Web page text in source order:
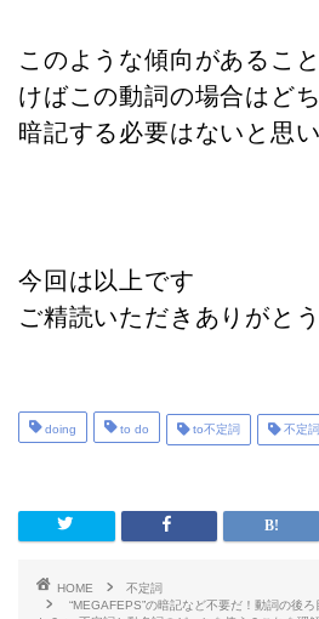
このような傾向があるこ
けばこの動詞の場合はど
暗記する必要はないと思い
今回は以上です
ご精読いただきありがと
doing to do to不定詞 不定詞
HOME
不定詞
“MEGAFEPS”の暗記など不要だ！動詞の後